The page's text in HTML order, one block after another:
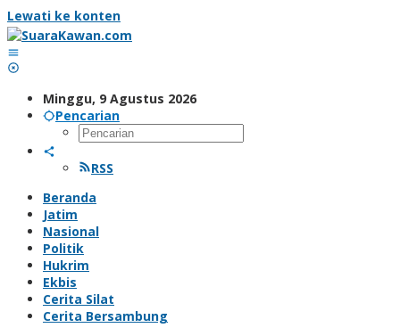
Lewati ke konten
Minggu, 9 Agustus 2026
Pencarian
RSS
Beranda
Jatim
Nasional
Politik
Hukrim
Ekbis
Cerita Silat
Cerita Bersambung